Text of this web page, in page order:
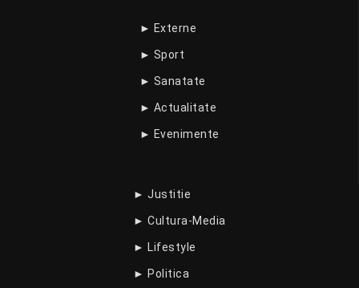
► Externe
► Sport
► Sanatate
► Actualitate
► Evenimente
► Justitie
► Cultura-Media
► Lifestyle
► Politica